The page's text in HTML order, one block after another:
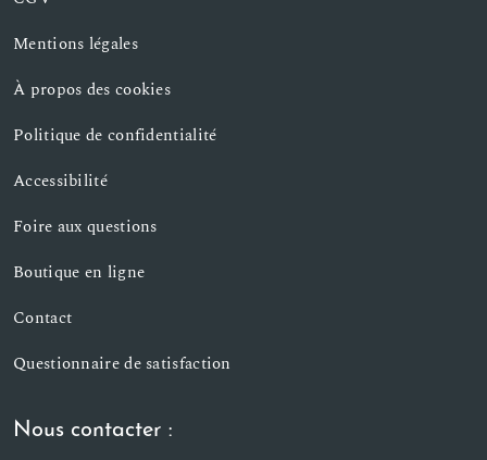
Mentions légales
À propos des cookies
Politique de confidentialité
Accessibilité
Foire aux questions
Boutique en ligne
Contact
Questionnaire de satisfaction
Nous contacter :